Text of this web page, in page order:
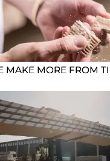
MAKE MORE FROM